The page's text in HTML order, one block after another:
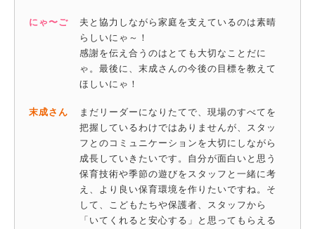
にゃ〜ご
夫と協力しながら家庭を支えているのは素晴
らしいにゃ～！
感謝を伝え合うのはとても大切なことだに
ゃ。最後に、末成さんの今後の目標を教えて
ほしいにゃ！
末成さん
まだリーダーになりたてで、現場のすべてを
把握しているわけではありませんが、スタッ
フとのコミュニケーションを大切にしながら
成長していきたいです。自分が面白いと思う
保育技術や季節の遊びをスタッフと一緒に考
え、より良い保育環境を作りたいですね。そ
して、こどもたちや保護者、スタッフから
「いてくれると安心する」と思ってもらえる